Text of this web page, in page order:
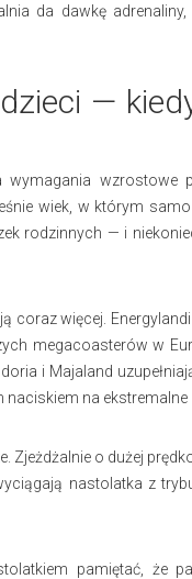
da dawkę
—
wzrostowe
wiek, w którym
rodzinnych — i
coraz więcej.
megacoasterów w
i Majaland
na ekstremalne
Zjeżdżalnie o dużej
nastolatka z
pamiętać, że